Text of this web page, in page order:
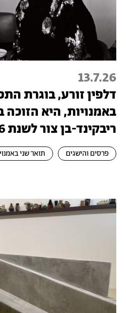
13.7.26
דלפין זורע, בוגרת
באמנויות, היא הזוכה
ריבקינד-בן צור לשנת 2026
פרסים והישגים תואר שני